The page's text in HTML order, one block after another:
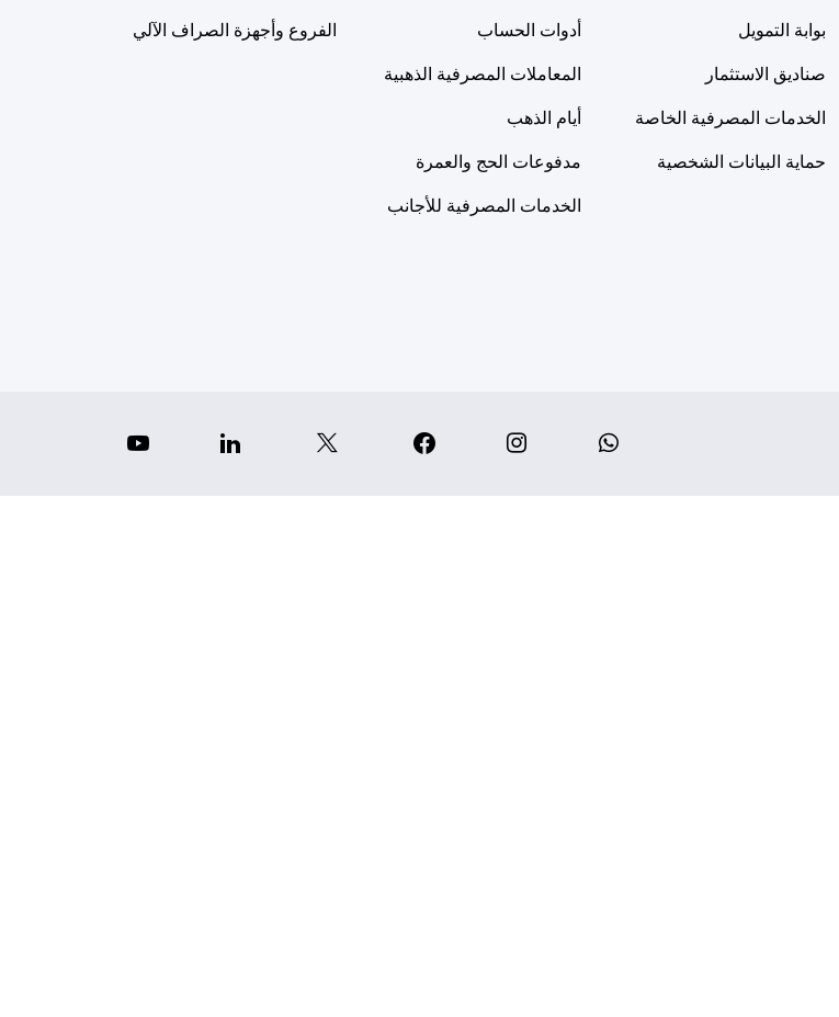
بوابة التمويل
صناديق الاستثمار
الخدمات المصرفية الخاصة
حماية البيانات الشخصية
أدوات الحساب
المعاملات المصرفية الذهبية
أيام الذهب
مدفوعات الحج والعمرة
الخدمات المصرفية للأجانب
الفروع وأجهزة الصراف الآلي
Whatsapp
Instagram
Facebook
Linkedin